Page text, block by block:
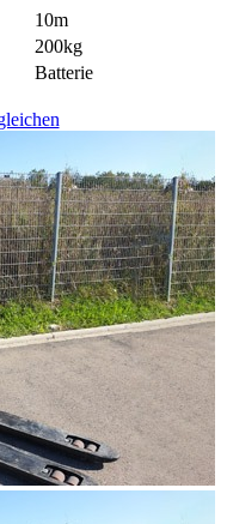
10m
200kg
Batterie